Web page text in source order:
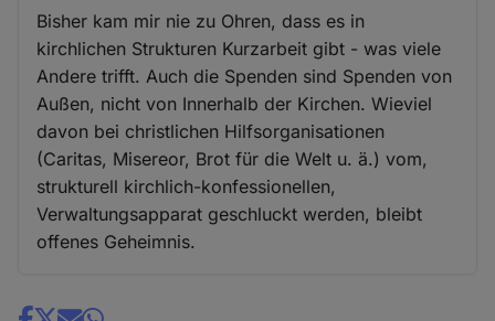
Bisher kam mir nie zu Ohren, dass es in
kirchlichen Strukturen Kurzarbeit gibt - was viele
Andere trifft. Auch die Spenden sind Spenden von
Außen, nicht von Innerhalb der Kirchen. Wieviel
davon bei christlichen Hilfsorganisationen
(Caritas, Misereor, Brot für die Welt u. ä.) vom,
strukturell kirchlich-konfessionellen,
Verwaltungsapparat geschluckt werden, bleibt
offenes Geheimnis.